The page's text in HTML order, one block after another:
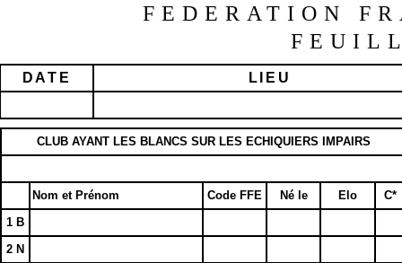
FEDERATION
DATE LIEU
CLUB AYANT LES BLANCS SUR LES ECHIQUIERS IMPAIRS
Nom et Prénom Code FFE Né le Elo
C*
1 B
2 N